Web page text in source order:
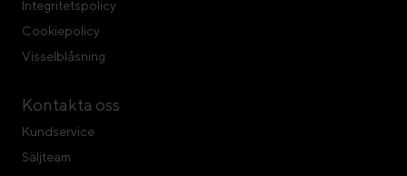
Integritetspolicy
Cookiepolicy
Visselblåsning
Kontakta oss
Kundservice
Säljteam